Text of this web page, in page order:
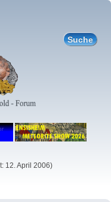
12. April 2006)